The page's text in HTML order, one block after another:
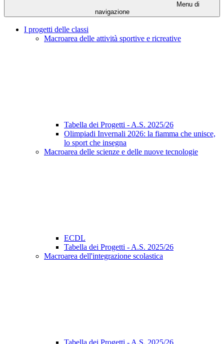
Menu di
navigazione
I progetti delle classi
Macroarea delle attività sportive e ricreative
Tabella dei Progetti - A.S. 2025/26
Olimpiadi Invernali 2026: la fiamma che unisce,
lo sport che insegna
Macroarea delle scienze e delle nuove tecnologie
ECDL
Tabella dei Progetti - A.S. 2025/26
Macroarea dell'integrazione scolastica